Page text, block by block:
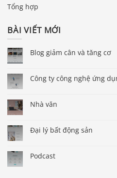
Tổng hợp
BÀI VIẾT MỚI
Blog giảm cân và tăng cơ
Công ty công nghệ ứng
Nhà văn
Đại lý bất động sản
Podcast